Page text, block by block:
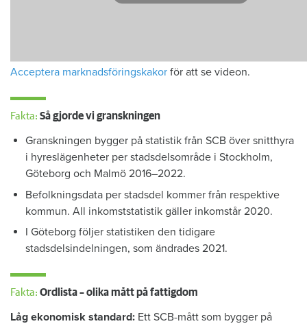
Acceptera marknadsföringskakor för att se videon.
Fakta: Så gjorde vi granskningen
Granskningen bygger på statistik från SCB över snitthyra
i hyreslägenheter per stadsdelsområde i Stockholm,
Göteborg och Malmö 2016–2022.
Befolkningsdata per stadsdel kommer från respektive
kommun. All inkomststatistik gäller inkomstår 2020.
I Göteborg följer statistiken den tidigare
stadsdelsindelningen, som ändrades 2021.
Fakta: Ordlista – olika mått på fattigdom
Låg ekonomisk standard: Ett SCB-mått som bygger på